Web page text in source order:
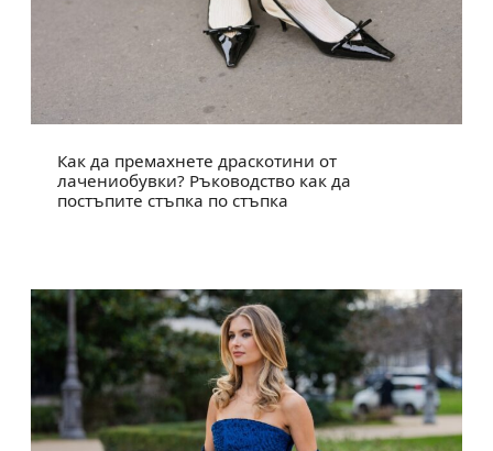
Как да премахнете драскотини от
лачениобувки? Ръководство как да
постъпите стъпка по стъпка